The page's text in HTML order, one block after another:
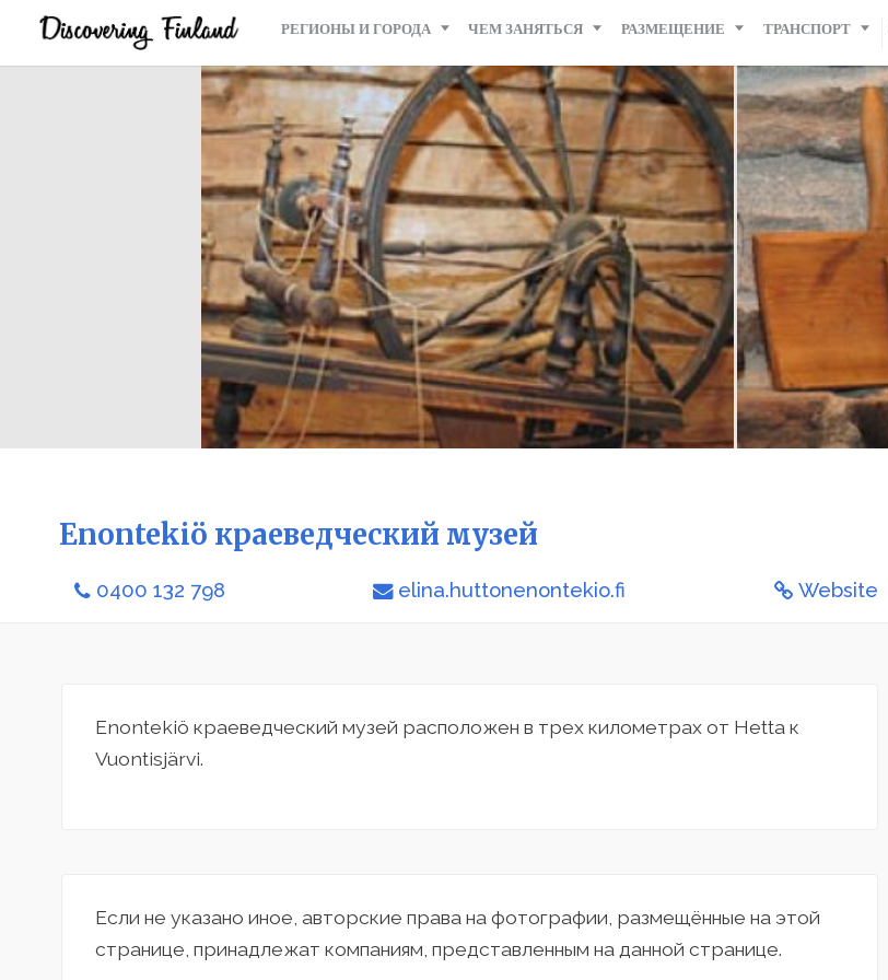
РЕГИОНЫ И ГОРОДА ЧЕМ ЗАНЯТЬСЯ РАЗМЕЩЕНИЕ ТРАНСПОРТ
Enontekiö краеведческий музей
0400 132 798 elina.huttonenontekio.fi Website
Enontekiö краеведческий музей расположен в трех километрах от Hetta к
Vuontisjärvi.
Если не указано иное, авторские права на фотографии, размещённые на этой
странице, принадлежат компаниям, представленным на данной странице.